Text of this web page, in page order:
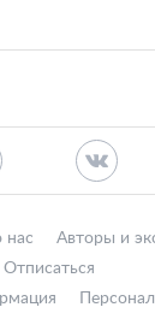
Авторы и
Отписаться